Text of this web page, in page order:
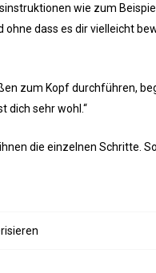
wie zum
dass es dir vielleicht
zum Kopf durchführen,
dich sehr wohl.“
die einzelnen Schritte.